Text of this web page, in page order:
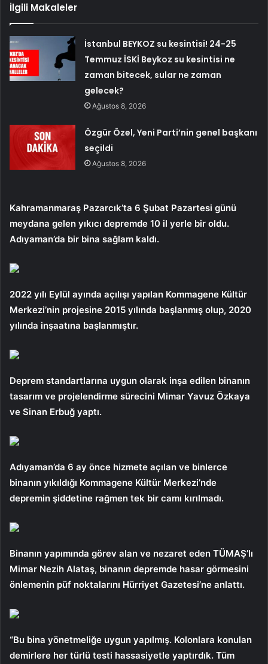
İlgili Makaleler
İstanbul BEYKOZ su kesintisi! 24-25
Temmuz İSKİ Beykoz su kesintisi ne
zaman bitecek, sular ne zaman
gelecek?
Ağustos 8, 2026
Özgür Özel, Yeni Parti’nin genel başkanı
seçildi
Ağustos 8, 2026
Kahramanmaraş Pazarcık’ta 6 Şubat Pazartesi günü
meydana gelen yıkıcı depremde 10 il yerle bir oldu.
Adıyaman’da bir bina sağlam kaldı.
2022 yılı Eylül ayında açılışı yapılan Kommagene Kültür
Merkezi’nin projesine 2015 yılında başlanmış olup, 2020
yılında inşaatına başlanmıştır.
Deprem standartlarına uygun olarak inşa edilen binanın
tasarım ve projelendirme sürecini Mimar Yavuz Özkaya
ve Sinan Erbuğ yaptı.
Adıyaman’da 6 ay önce hizmete açılan ve binlerce
binanın yıkıldığı Kommagene Kültür Merkezi’nde
depremin şiddetine rağmen tek bir camı kırılmadı.
Binanın yapımında görev alan ve nezaret eden TÜMAŞ’lı
Mimar Nezih Alataş, binanın depremde hasar görmesini
önlemenin püf noktalarını Hürriyet Gazetesi’ne anlattı.
“Bu bina yönetmeliğe uygun yapılmış. Kolonlara konulan
demirlere her türlü testi hassasiyetle yaptırdık. Tüm